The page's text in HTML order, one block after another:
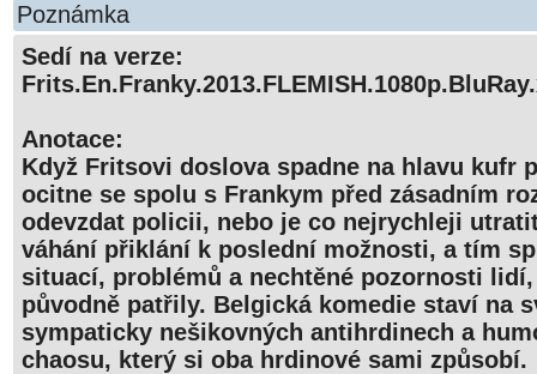
Poznámka
Sedí na verze:
Anotace:
Když Fritsovi doslova spadne na hlavu kufr
ocitne se spolu s Frankym před zásadním
odevzdat policii, nebo je co nejrychleji
váhání přiklání k poslední možnosti, a tím
situací, problémů a nechtěné pozornosti
původně patřily. Belgická komedie staví na
sympaticky nešikovných antihrdinech a
chaosu, který si oba hrdinové sami způsobí.